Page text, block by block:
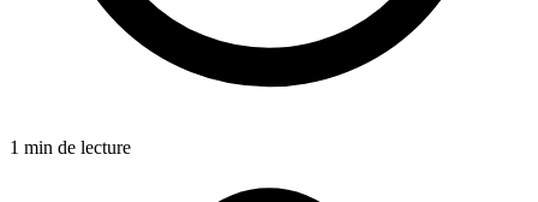
1 min de lecture